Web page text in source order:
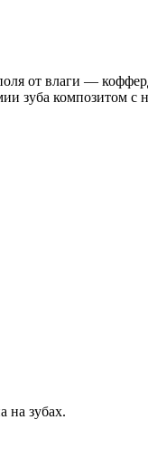
от влаги —
зуба композитом с
на зубах.